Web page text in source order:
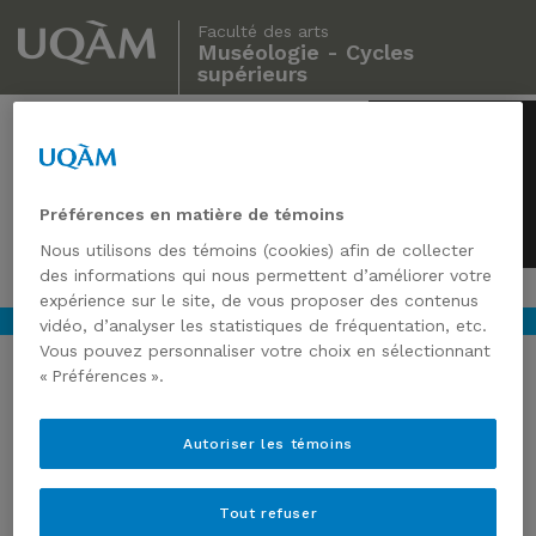
Faculté des arts
Muséologie - Cycles
supérieurs
Cycles supérieurs
POUR UNE RÉPARATION
SYMBOLIQUE À TRAVERS
Préférences en matière de témoins
Nous utilisons des témoins (cookies) afin de collecter
des informations qui nous permettent d’améliorer votre
expérience sur le site, de vous proposer des contenus
vidéo, d’analyser les statistiques de fréquentation, etc.
Vous pouvez personnaliser votre choix en sélectionnant
« Préférences ».
Tout refuser
Autoriser les témoins